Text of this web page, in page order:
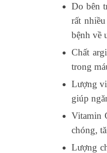
Do bên
rất
bệnh về
Chất
trong
Lượng
giúp
Vitamin
chóng,
Lượng